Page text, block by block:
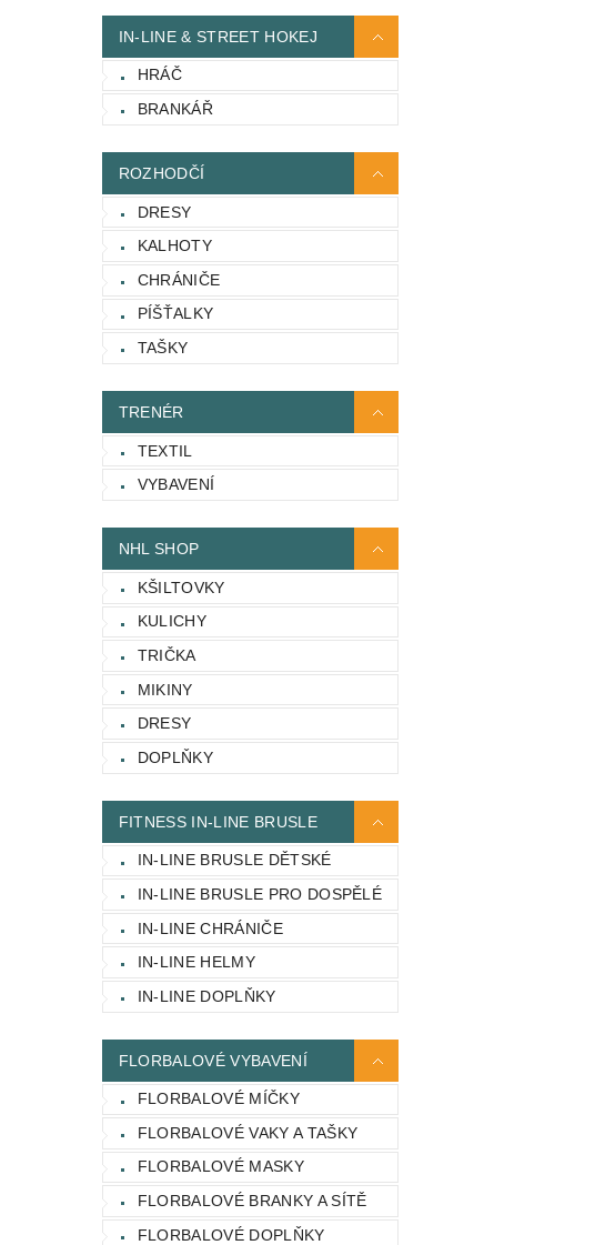
IN-LINE & STREET HOKEJ
HRÁČ
BRANKÁŘ
ROZHODČÍ
DRESY
KALHOTY
CHRÁNIČE
PÍŠŤALKY
TAŠKY
TRENÉR
TEXTIL
VYBAVENÍ
NHL SHOP
KŠILTOVKY
KULICHY
TRIČKA
MIKINY
DRESY
DOPLŇKY
FITNESS IN-LINE BRUSLE
IN-LINE BRUSLE DĚTSKÉ
IN-LINE BRUSLE PRO DOSPĚLÉ
IN-LINE CHRÁNIČE
IN-LINE HELMY
IN-LINE DOPLŇKY
FLORBALOVÉ VYBAVENÍ
FLORBALOVÉ MÍČKY
FLORBALOVÉ VAKY A TAŠKY
FLORBALOVÉ MASKY
FLORBALOVÉ BRANKY A SÍTĚ
FLORBALOVÉ DOPLŇKY